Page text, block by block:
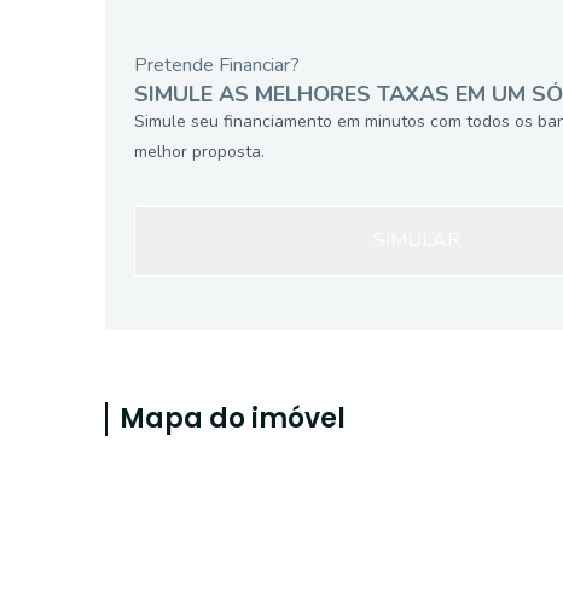
Pretende Financiar?
SIMULE AS MELHORES TAXAS EM UM
Simule seu financiamento em minutos com todos os
melhor proposta.
Mapa do imóvel